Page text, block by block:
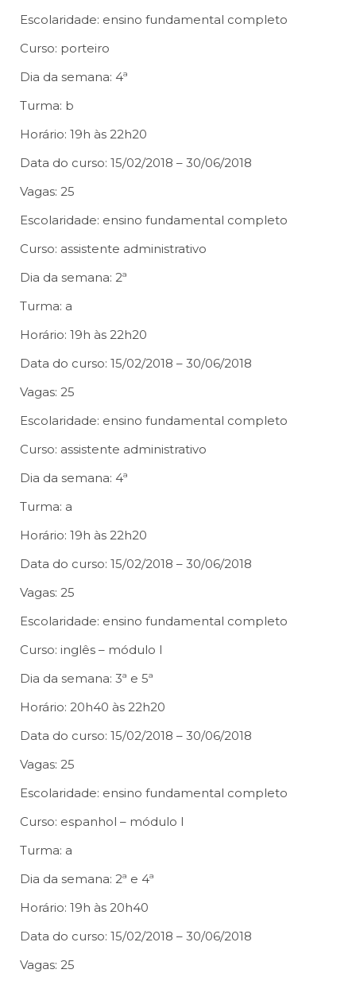
Escolaridade: ensino fundamental completo
Curso: porteiro
Dia da semana: 4ª
Turma: b
Horário: 19h às 22h20
Data do curso: 15/02/2018 – 30/06/2018
Vagas: 25
Escolaridade: ensino fundamental completo
Curso: assistente administrativo
Dia da semana: 2ª
Turma: a
Horário: 19h às 22h20
Data do curso: 15/02/2018 – 30/06/2018
Vagas: 25
Escolaridade: ensino fundamental completo
Curso: assistente administrativo
Dia da semana: 4ª
Turma: a
Horário: 19h às 22h20
Data do curso: 15/02/2018 – 30/06/2018
Vagas: 25
Escolaridade: ensino fundamental completo
Curso: inglês – módulo I
Dia da semana: 3ª e 5ª
Horário: 20h40 às 22h20
Data do curso: 15/02/2018 – 30/06/2018
Vagas: 25
Escolaridade: ensino fundamental completo
Curso: espanhol – módulo I
Turma: a
Dia da semana: 2ª e 4ª
Horário: 19h às 20h40
Data do curso: 15/02/2018 – 30/06/2018
Vagas: 25